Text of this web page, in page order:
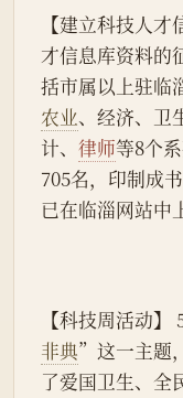
【建立科技人
才信息库资料的
括市属以上驻临
农业、经济、卫
计、 律师等8个
705名，印制成
已在临淄网站中
【科技周活动
非典”这一主题
了爱国卫生、全